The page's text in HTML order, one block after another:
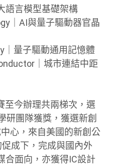
語言模型基礎架構
｜AI與量子驅動器官晶
｜量子驅動通用記憶體
｜城市連結中距
至今辦理共兩梯次，選
研團隊獲獎，獲選新創
心，來自美國的新創公
成下，完成與國內外
合面向，亦獲得IC設計